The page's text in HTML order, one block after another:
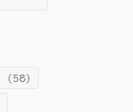
(58)